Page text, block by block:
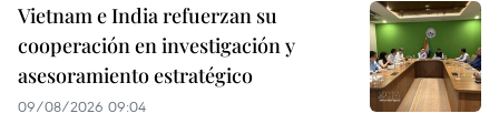
Vietnam e India refuerzan su
cooperación en investigación y
asesoramiento estratégico
09/08/2026 09:04